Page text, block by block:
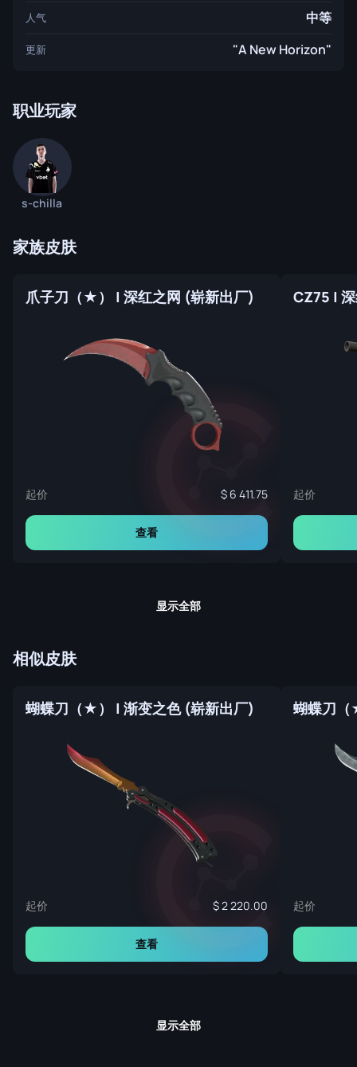
人气 中等
更新 "A New Horizon"
职业玩家
s-chilla
家族皮肤
爪子刀（★） | 深红之网 (崭新出厂)
起价 6 411.75
查看
CZ75 |
起价
显示全部
相似皮肤
蝴蝶刀（★） | 渐变之色 (崭新出厂)
起价 2 220.00
查看
起价
显示全部